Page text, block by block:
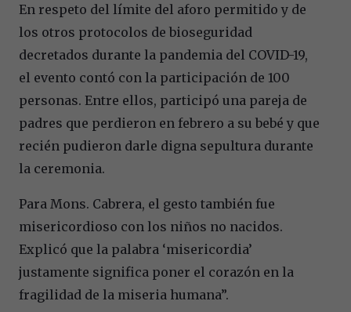
En respeto del límite del aforo permitido y de
los otros protocolos de bioseguridad
decretados durante la pandemia del COVID-19,
el evento contó con la participación de 100
personas. Entre ellos, participó una pareja de
padres que perdieron en febrero a su bebé y que
recién pudieron darle digna sepultura durante
la ceremonia.
Para Mons. Cabrera, el gesto también fue
misericordioso con los niños no nacidos.
Explicó que la palabra ‘misericordia’
justamente significa poner el corazón en la
fragilidad de la miseria humana”.